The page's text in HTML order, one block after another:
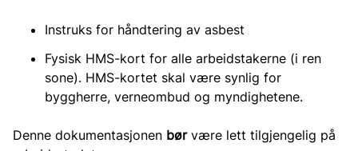
Instruks for håndtering av asbest
Fysisk HMS-kort for alle arbeidstakerne (i ren
sone). HMS-kortet skal være synlig for
byggherre, verneombud og myndighetene.
Denne dokumentasjonen bør være lett tilgjengelig på